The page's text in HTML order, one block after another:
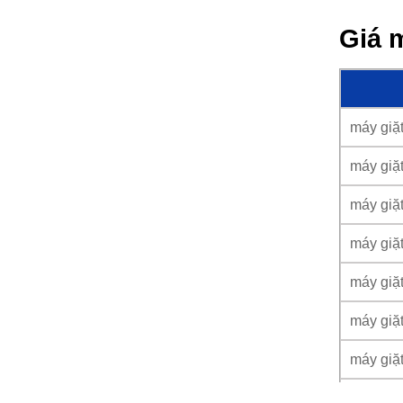
Giá
máy
máy
máy
máy
máy
máy
máy